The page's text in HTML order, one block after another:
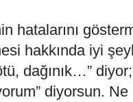
hatalarını
hakkında iyi
dağınık…”
diyorsun.